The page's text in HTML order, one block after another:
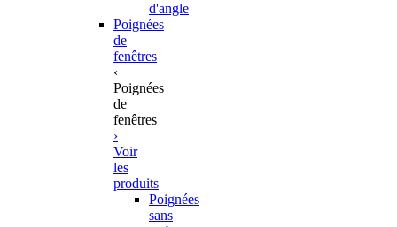
d'angle
Poignées
de
fenêtres
‹
Poignées
de
fenêtres
›
Voir
les
produits
Poignées
sans